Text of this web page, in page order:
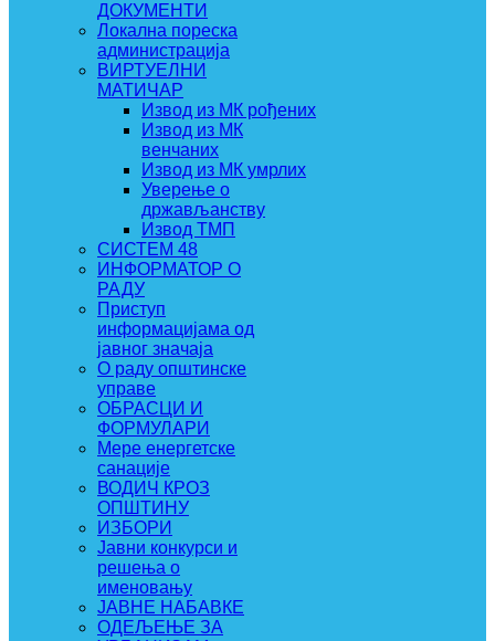
ДОКУМЕНТИ
Локална пореска
администрација
ВИРТУЕЛНИ
МАТИЧАР
Извод из МК рођених
Извод из МК
венчаних
Извод из МК умрлих
Уверење о
држављанству
Извод ТМП
СИСТЕМ 48
ИНФОРМАТОР О
РАДУ
Приступ
информацијама од
јавног значаја
О раду општинске
управе
ОБРАСЦИ И
ФОРМУЛАРИ
Мере енергетске
санације
ВОДИЧ КРОЗ
ОПШТИНУ
ИЗБОРИ
Јавни конкурси и
решења о
именовању
ЈАВНЕ НАБАВКЕ
ОДЕЉЕЊЕ ЗА